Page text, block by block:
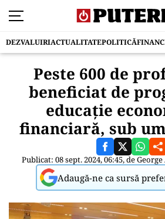
DEZVALUIRIACTUALITATEPOLITICĂ
Peste 600 de
beneficiat de
educație
financiară, sub
Publicat: 08 sept. 2024, 06:45, de
Adaugă-ne ca sursă